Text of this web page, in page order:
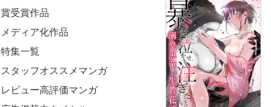
賞受賞作品
メディア化作品
特集一覧
スタッフオススメマンガ
レビュー高評価マンガ